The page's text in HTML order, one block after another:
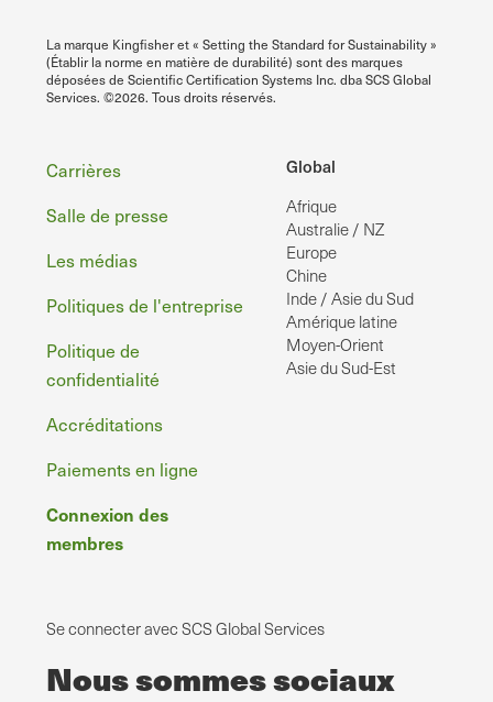
La marque Kingfisher et « Setting the Standard for Sustainability »
(Établir la norme en matière de durabilité) sont des marques
déposées de Scientific Certification Systems Inc. dba SCS Global
Services. ©2026. Tous droits réservés.
Global
Afrique
Australie / NZ
Europe
Chine
Inde / Asie du Sud
Amérique latine
Moyen-Orient
Asie du Sud-Est
Pied
de
page
Carrières
Salle de presse
Les médias
Politiques de l'entreprise
Politique de
confidentialité
Accréditations
Paiements en ligne
Connexion des
membres
Se connecter avec SCS Global Services
Nous sommes sociaux